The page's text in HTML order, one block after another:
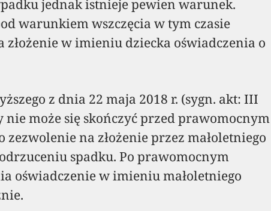
jednak istnieje pewien warunek.
warunkiem wszczęcia w tym czasie
złożenie w imieniu dziecka oświadczenia o
z dnia 22 maja 2018 r. (sygn. akt: III
nie może się skończyć przed prawomocnym
na złożenie przez małoletniego
spadku. Po prawomocnym
oświadczenie w imieniu małoletniego